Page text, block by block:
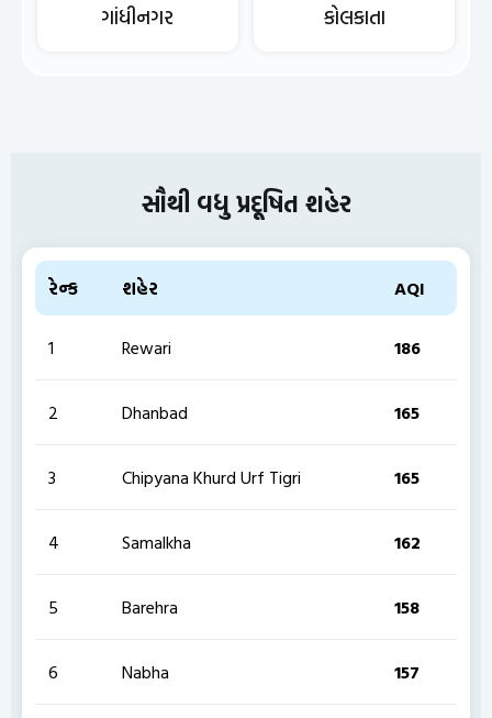
ગાંધીનગર કોલકાતા
સૌથી વધુ પ્રદૂષિત શહેર
રેન્ક શહેર AQI
1 Rewari 186
2 Dhanbad 165
3 Chipyana Khurd Urf Tigri 165
4 Samalkha 162
5 Barehra 158
6 Nabha 157